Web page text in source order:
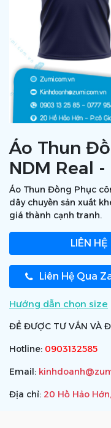
Áo Thun
NDM Real
Áo Thun Đồng Phục
dây chuyền sản xuất
giá thành cạnh tranh.
LIÊN HỆ
Liên Hệ Qua
Hướng dẫn chọn size
ĐỂ ĐƯỢC TƯ VẤN VÀ
Hotline: 0903132585
Email:
Địa chỉ: 20 Hồ Hảo